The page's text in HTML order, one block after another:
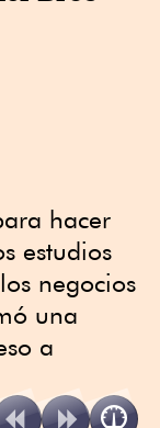
hacer
estudios
negocios
una
a